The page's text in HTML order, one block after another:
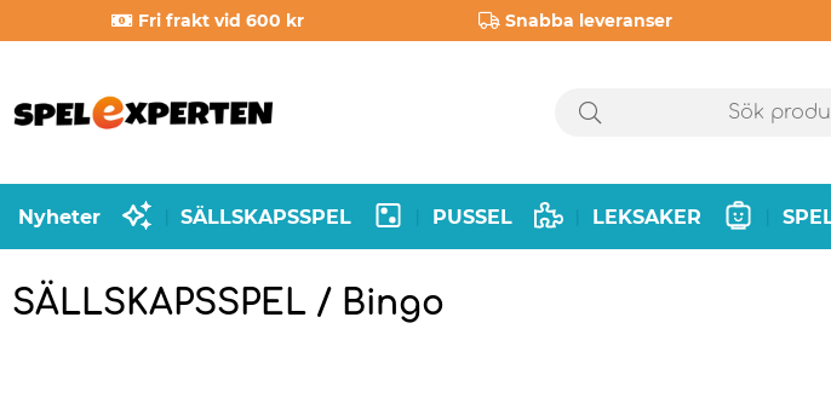
Fri frakt vid 600 kr Snabba leveranser
Nyheter SÄLLSKAPSSPEL PUSSEL LEKSAKER
SÄLLSKAPSSPEL / Bingo